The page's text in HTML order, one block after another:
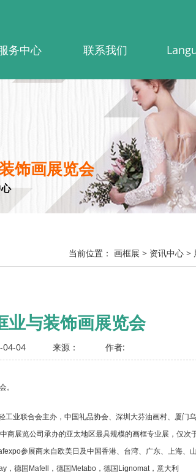
务中心 联系我们
饰画展览会
当前位置： 画框展 > 资讯中心 >
业与装饰画展览会
04-04 来源： 作者:
。
业联合会主办，中国礼品协会、深圳大芬油画村、厦门乌
商展览公司承办的亚太地区最具规模的画框专业展，仅次
参展商来自欧美日及中国香港、台湾、广东、上海、山
，德国Mafell，德国Metabo，德国Lignomat，意大利